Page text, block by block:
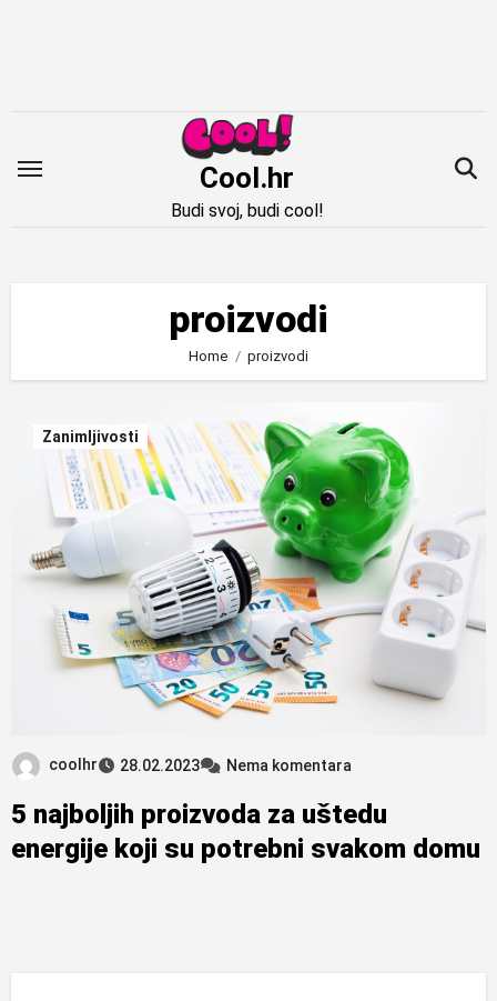
Cool.hr
Budi svoj, budi cool!
proizvodi
Home proizvodi
Zanimljivosti
coolhr 28.02.2023 Nema komentara
5 najboljih proizvoda za uštedu
energije koji su potrebni svakom domu